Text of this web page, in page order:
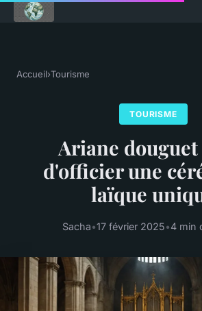
Accueil›Tourisme
TOURISME
Ariane
d'officier une
laïque
Sacha•17 février 2025•4 min